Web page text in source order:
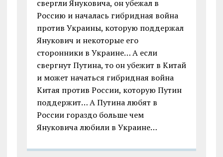
свергли Януковича, он убежал в
Россию и началась гибридная война
против Украины, которую поддержал
Янукович и некоторые его
сторонники в Украине… А если
свергнут Путина, то он убежит в Китай
и может начаться гибридная война
Китая против России, которую Путин
поддержит… А Путина любят в
России гораздо больше чем
Януковича любили в Украине…